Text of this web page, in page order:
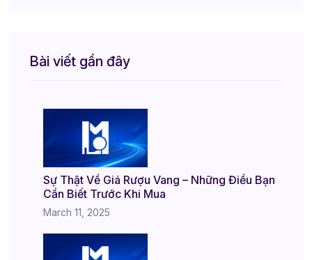
Bài viết gần đây
Sự Thật Về Giá Rượu Vang – Những Điều Bạn
Cần Biết Trước Khi Mua
March 11, 2025